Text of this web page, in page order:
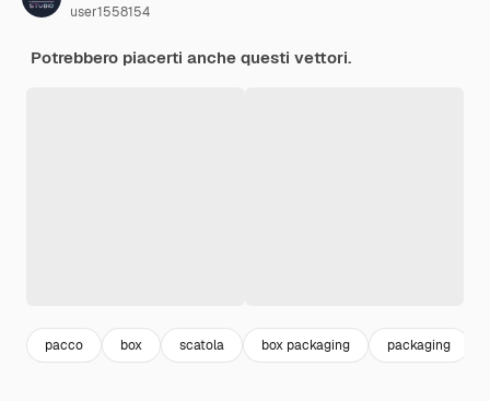
user1558154
Potrebbero piacerti anche questi vettori.
pacco box scatola box packaging packaging